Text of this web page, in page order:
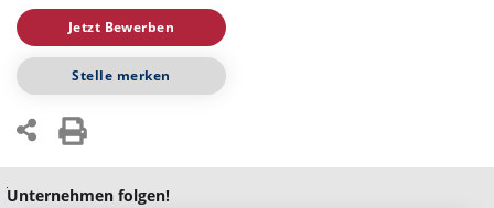
Jetzt Bewerben
Stelle merken
Unternehmen folgen!